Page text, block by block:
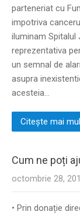
parteneriat cu
impotriva
iluminam Spitalul
reprezentativa
un semnal de
asupra
acesteia…
Citește mai
Cum ne poți
octombrie 28,
• Prin donație